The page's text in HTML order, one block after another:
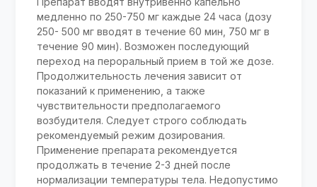
медленно по 250-750 мг каждые 24 часа (дозу
250- 500 мг вводят в течение 60 мин, 750 мг в
течение 90 мин). Возможен последующий
переход на пероральный прием в той же дозе.
Продолжительность лечения зависит от
показаний к применению, а также
чувствительности предполагаемого
возбудителя. Следует строго соблюдать
рекомендуемый режим дозирования.
Применение препарата рекомендуется
продолжать в течение 2-3 дней после
нормализации температуры тела. Недопустимо